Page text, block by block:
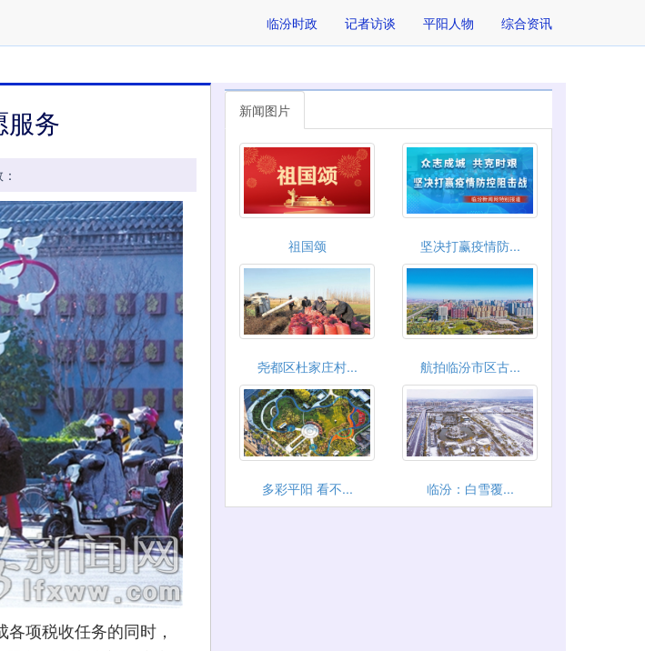
临汾时政 记者访谈 平阳人物 综合资讯
服务
项税收任务的同时，
新闻图片
祖国颂 坚决打赢疫情防...
尧都区杜家庄村... 航拍临汾市区古...
多彩平阳 看不... 临汾：白雪覆...